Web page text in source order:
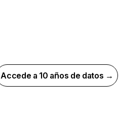
Accede a 10 años de datos →